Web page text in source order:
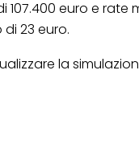
euro e rate
23 euro.
la